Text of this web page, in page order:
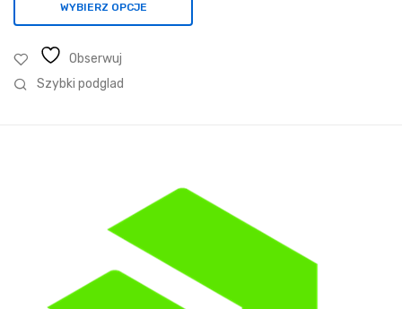
WYBIERZ OPCJE
Obserwuj
Szybki podglad